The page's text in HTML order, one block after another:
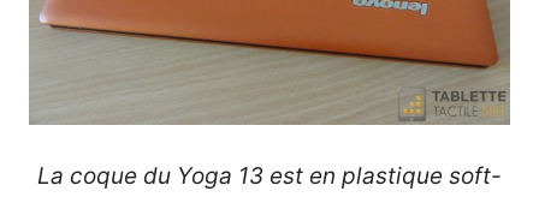
La coque du Yoga 13 est en plastique soft-